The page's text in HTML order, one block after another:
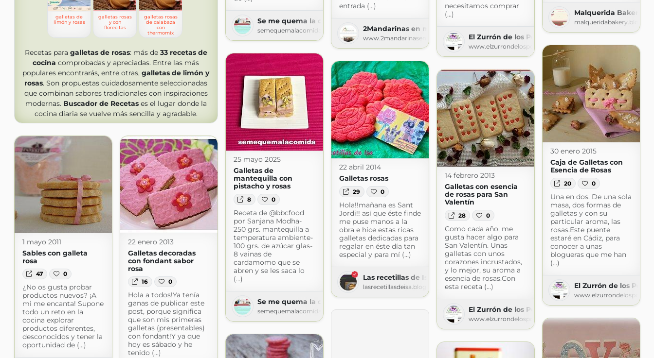
galletas de
limón y rosas
galletas rosas
y con
florecitas
galletas rosas
de calabaza
con
thermomix
Recetas para galletas de rosas: más de 33 recetas de
cocina comprobadas y apreciadas. Entre las más
populares encontrarás, entre otras, galletas de limón y
rosas. Son propuestas cuidadosamente seleccionadas
que combinan sabores tradicionales con inspiraciones
modernas. Buscador de Recetases el lugar donde la
cocina diaria se vuelve más sencilla y agradable.
Se me quema la comida
semequemalacomida.blogspot.com
entrada (...)
2Mandarinas en mi cocina
www.2mandarinasenmicocina.com
necesitamos comprar
(...)
El Zurrón de los Postres
www.elzurrondelospostres.com
Malquerida Bakery
30 enero 2015
Caja de Galletas con
Esencia de Rosas
20 0
Una en dos. De una sola
masa, dos formas de
galletas y con su
particular aroma, las
rosas.Este puente
estaré en Cádiz, para
conocer a unas
blogueras que me han
(...)
El Zurrón de los
25 mayo 2025
Galletas de
mantequilla con
pistacho y rosas
8 0
Receta de @bbcfood
por Sanjana Modha-
250 grs. mantequilla a
temperatura ambiente-
100 grs. de azúcar glas-
8 vainas de
cardamomo que se
abren y se les saca lo
(...)
Se me quema la comida
semequemalacomida.blogspot.com
22 abril 2014
Galletas rosas
29 0
Hola!!mañana es Sant
Jordi!! así que éste finde
me puse manos a la
obra e hice estas ricas
galletas dedicadas para
regalar en éste día tan
especial y para mí (...)
Las recetillas de Isa
lasrecetillasdeisa.blogspot.com
14 febrero 2013
Galletas con esencia
de rosas para San
Valentín
28 0
Como cada año, me
gusta hacer algo para
San Valentín. Unas
galletas con unos
corazones incrustados,
y lo mejor, su aroma a
esencia de rosas.Con
esta receta (...)
El Zurrón de los Postres
www.elzurrondelospostres.com
1 mayo 2011
Sables con galleta
rosa
47 0
¿No os gusta probar
productos nuevos? ¡A
mi me encanta! Supone
todo un reto en la
cocina explorar
productos diferentes,
desconocidos y tener la
oportunidad de (...)
22 enero 2013
Galletas decoradas
con fondant sabor
rosa
16 0
Hola a todos!Ya tenía
ganas de publicar este
post, porque significa
que son mis primeras
galletas (presentables)
con fondant!Y ya que
hoy es sábado y he
tenido (...)